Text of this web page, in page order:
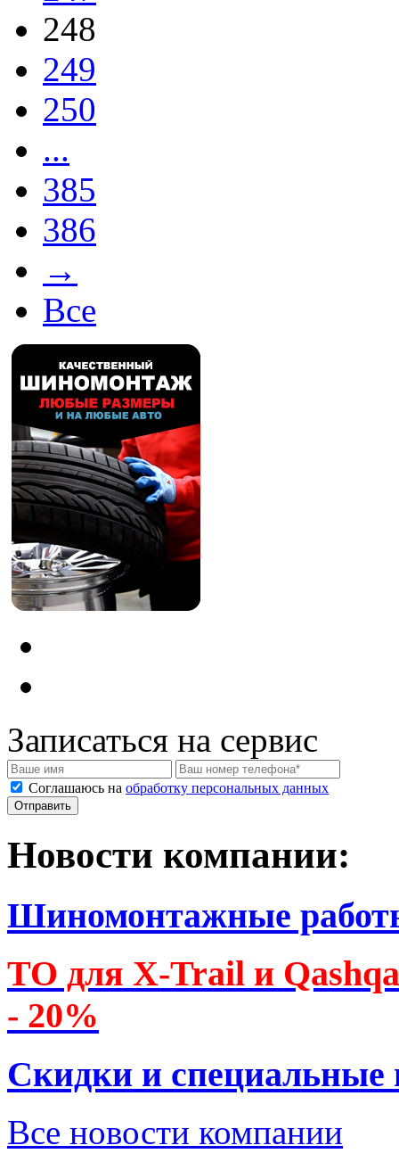
248
249
250
...
385
386
→
Все
Записаться на сервис
Соглашаюсь на обработку персональных данных
Новости компании:
Шиномонтажные
ТО для X-Trail и
- 20%
Скидки и специальные
Все новости компании